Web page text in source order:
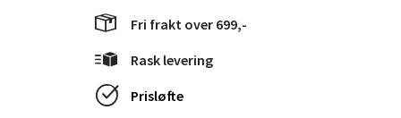
Fri frakt over 699,-
Rask levering
Prisløfte